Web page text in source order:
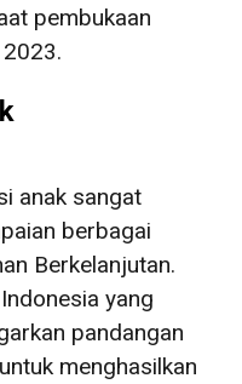
pembukaan
anak sangat
berbagai
Berkelanjutan.
yang
pandangan
menghasilkan